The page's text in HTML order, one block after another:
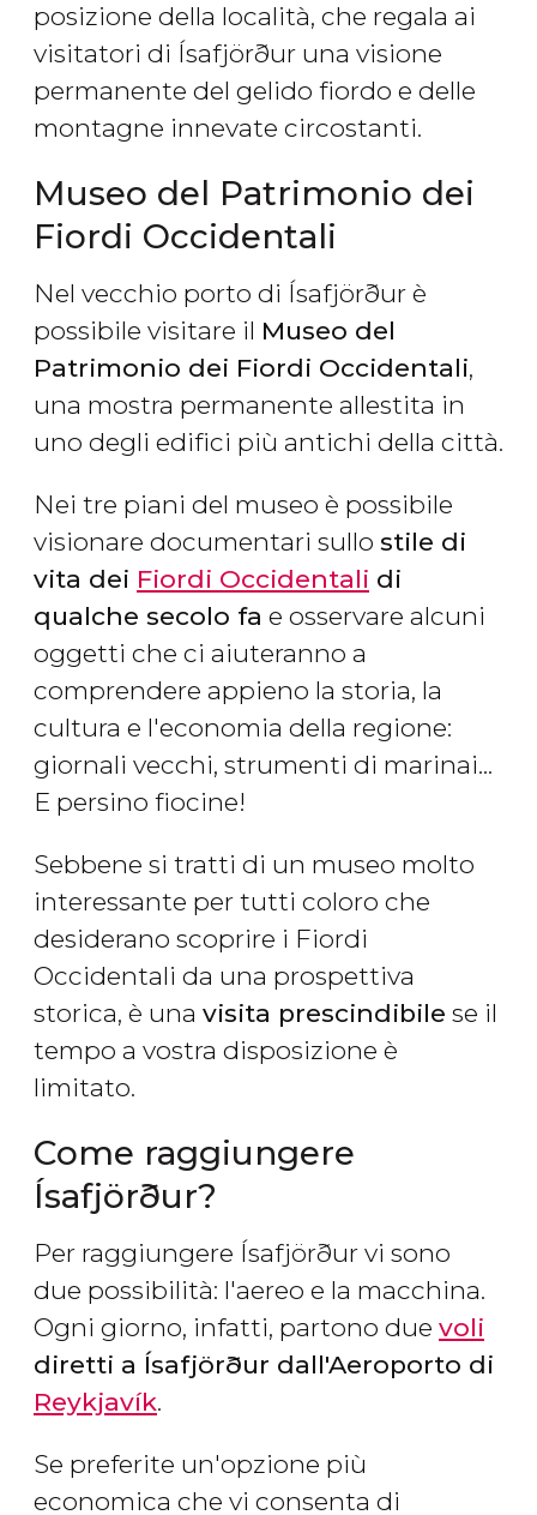
posizione della località, che regala ai
visitatori di Ísafjörður una visione
permanente del gelido fiordo e delle
montagne innevate circostanti.
Museo del Patrimonio dei
Fiordi Occidentali
Nel vecchio porto di Ísafjörður è
possibile visitare il Museo del
Patrimonio dei Fiordi Occidentali,
una mostra permanente allestita in
uno degli edifici più antichi della città.
Nei tre piani del museo è possibile
visionare documentari sullo stile di
vita dei Fiordi Occidentali di
qualche secolo fa e osservare alcuni
oggetti che ci aiuteranno a
comprendere appieno la storia, la
cultura e l'economia della regione:
giornali vecchi, strumenti di marinai...
E persino fiocine!
Sebbene si tratti di un museo molto
interessante per tutti coloro che
desiderano scoprire i Fiordi
Occidentali da una prospettiva
storica, è una visita prescindibile se il
tempo a vostra disposizione è
limitato.
Come raggiungere
Ísafjörður?
Per raggiungere Ísafjörður vi sono
due possibilità: l'aereo e la macchina.
Ogni giorno, infatti, partono due voli
diretti a Ísafjörður dall'Aeroporto di
Reykjavík.
Se preferite un'opzione più
economica che vi consenta di